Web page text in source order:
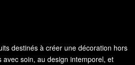
destinés à créer une décoration hors
soin, au design intemporel, et